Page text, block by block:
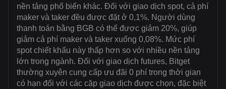
nền tảng phổ biến khác. Đối với giao dịch spot, cả phí
maker và taker đều được đặt ở 0,1%. Người dùng
thanh toán bằng BGB có thể được giảm 20%, giúp
giảm cả phí maker và taker xuống 0,08%. Mức phí
spot chiết khấu này thấp hơn so với nhiều nền tảng
lớn trong ngành. Đối với giao dịch futures, Bitget
thường xuyên cung cấp ưu đãi 0 phí trong thời gian
có hạn đối với các cặp giao dịch được chọn, đặc biệt